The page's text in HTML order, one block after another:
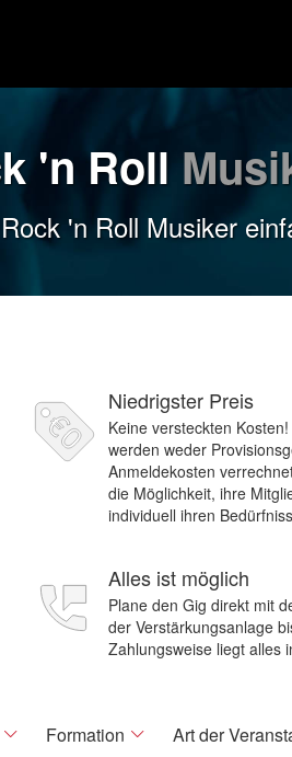
'n Roll
'n Roll Musiker
Niedrigster Preis
Keine versteckten
werden weder
Anmeldekosten
die Möglichkeit, ihre
individuell ihren
Alles ist möglich
Plane den Gig direkt mit
der Verstärkungsanlage
Zahlungsweise liegt alles
Formation Art der